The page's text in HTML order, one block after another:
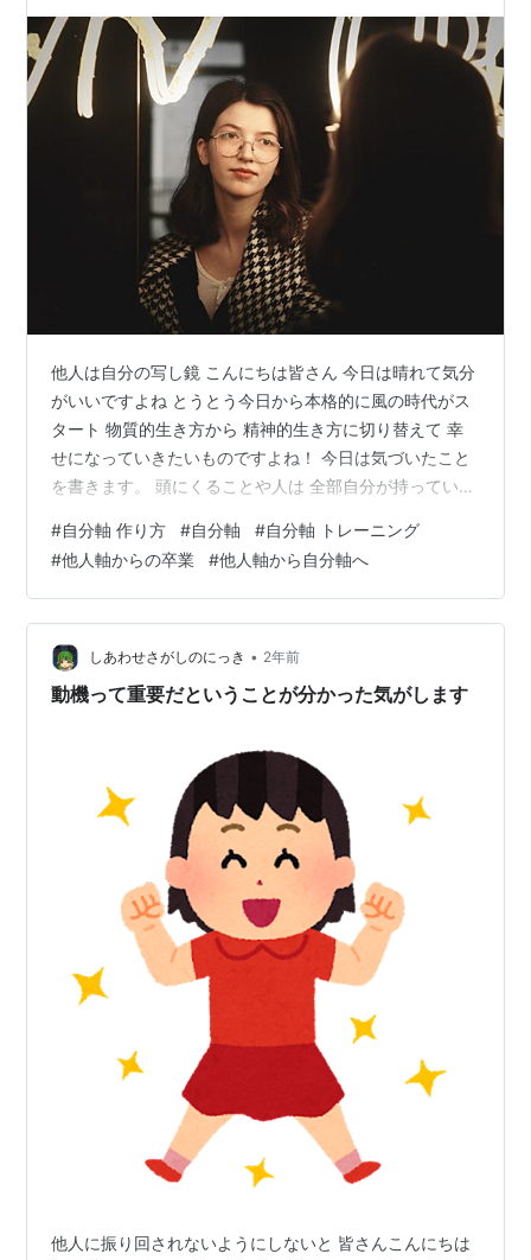
他人は自分の写し鏡 こんにちは皆さん 今日は晴れて気分
がいいですよね とうとう今日から本格的に風の時代がス
タート 物質的生き方から 精神的生き方に切り替えて 幸
せになっていきたいものですよね！ 今日は気づいたこと
を書きます。 頭にくることや人は 全部自分が持っている
思いました。 例えばずるい人を見て頭にくる人 ずるいこ
とをして楽していい思いをしたい 人の目やプライドが邪
魔してできない 昔注意されたのでトラウマでできない 自
分の中にこの願望があり 堂々とやっている人に頭にくる
というわけなんですよ。 あと、行動だけできていたら で
きていると勘違…
#自分軸 作り方 #自分軸 #自分軸 トレーニング
#他人軸からの卒業 #他人軸から自分軸へ
しあわせさがしのにっき • 2年前
動機って重要だということが分かった気がします
他人に振り回されないようにしないと 皆さんこんにちは